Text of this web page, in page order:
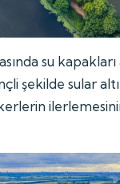
su
şekilde sular